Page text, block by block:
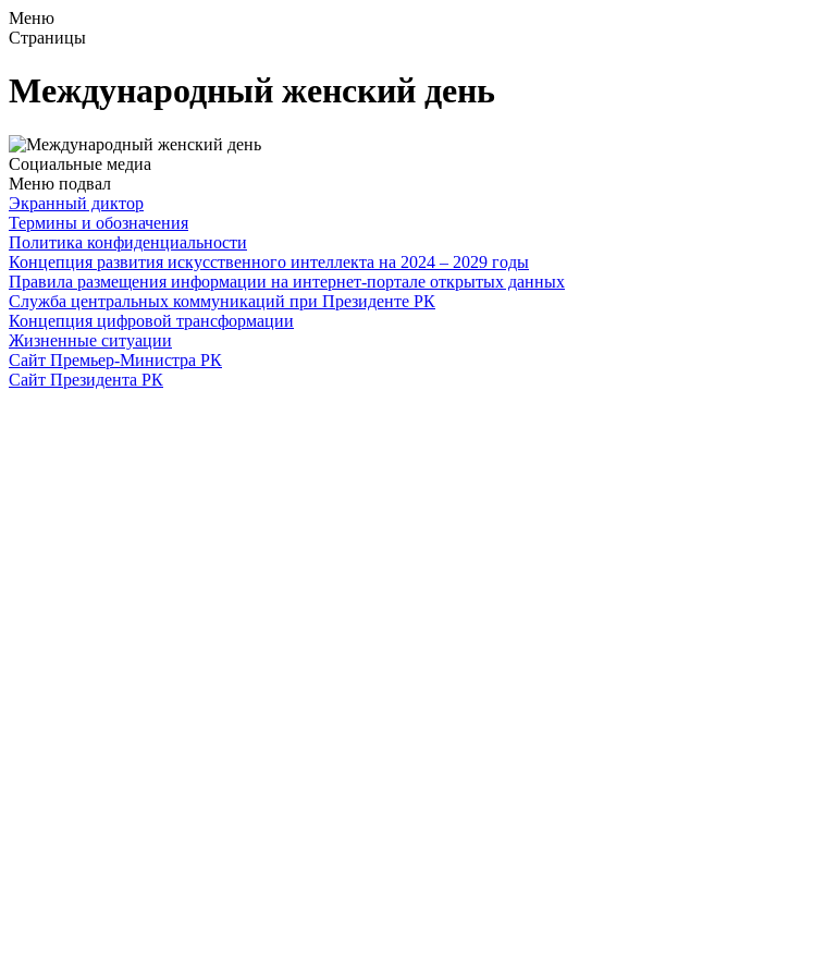
Меню
Страницы
Международный женский день
Социальные медиа
Меню подвал
Экранный диктор
Термины и обозначения
Политика конфиденциальности
Концепция развития искусственного интеллекта на 2024 – 2029 годы
Правила размещения информации на интернет-портале открытых данных
Служба центральных коммуникаций при Президенте РК
Концепция цифровой трансформации
Жизненные ситуации
Сайт Премьер-Министра РК
Сайт Президента РК